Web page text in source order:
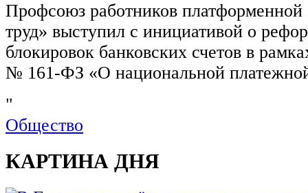
Профсоюз работников
труд» выступил с инициативой о
блокировок банковских счетов в
№ 161-ФЗ «О национальной
"
Общество
КАРТИНА ДНЯ